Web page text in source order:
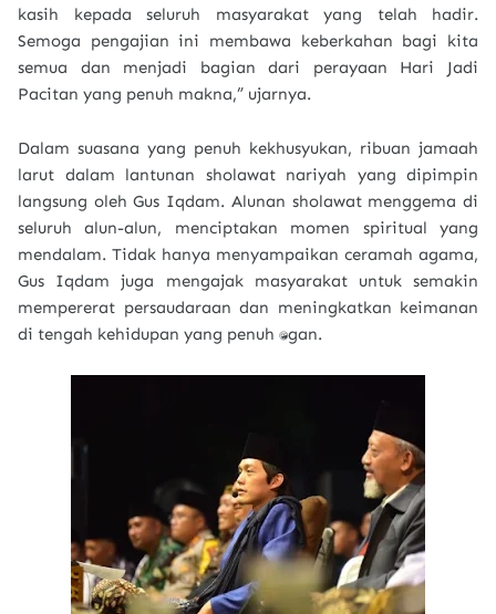
kasih kepada seluruh masyarakat yang telah hadir.
Semoga pengajian ini membawa keberkahan bagi kita
semua dan menjadi bagian dari perayaan Hari Jadi
Pacitan yang penuh makna,” ujarnya.
Dalam suasana yang penuh kekhusyukan, ribuan jamaah
larut dalam lantunan sholawat nariyah yang dipimpin
langsung oleh Gus Iqdam. Alunan sholawat menggema di
seluruh alun-alun, menciptakan momen spiritual yang
mendalam. Tidak hanya menyampaikan ceramah agama,
Gus Iqdam juga mengajak masyarakat untuk semakin
mempererat persaudaraan dan meningkatkan keimanan
di tengah kehidupan yang penuh tantangan.